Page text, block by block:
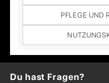
PFLEGE UND
Du hast Fragen?